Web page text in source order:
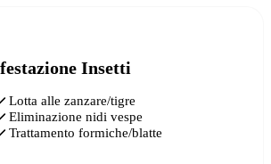
Insetti
Lotta alle zanzare/tigre
Eliminazione nidi vespe
Trattamento formiche/blatte